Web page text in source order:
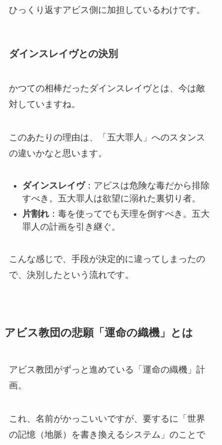
ひっくり返すアビス側に加担しているわけです。
ダインスレイヴとの決別
かつての相棒だったダインスレイヴとは、今は敵
対していますね。
このあたりの理由は、「五大罪人」へのスタンス
の違いかなと思います。
ダインスレイヴ：アビスは危険な毒だから排除
すべき。五大罪人は欲望に溺れた裏切り者。
片割れ：毒を使ってでも天理を倒すべき。五大
罪人の計画を引き継ぐ。
こんな感じで、手段が決定的に違ってしまったの
で、決別したという流れです。
アビス教団の悲願「運命の織機」とは
アビス教団がずっと進めている「運命の織機」計
画。
これ、名前がかっこいいですが、要するに「世界
の記憶（地脈）を書き換えるシステム」のことで